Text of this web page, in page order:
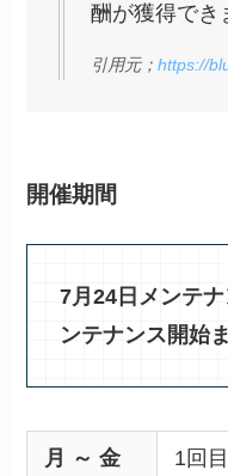
酬が獲得でき
引用元；https://
開催期間
7月24日メンテ
ンテナンス開始
月 ～ 金
1回